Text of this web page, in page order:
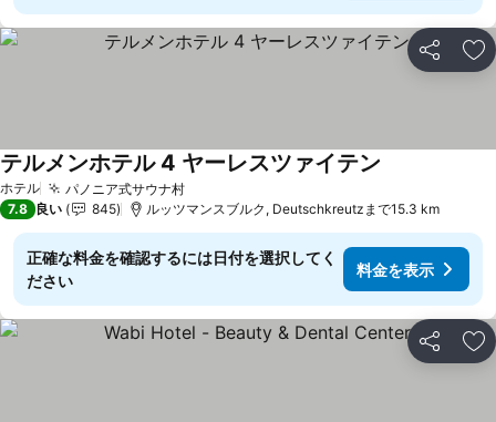
シェア お
ホテル パノニア式サウナ村料金を表示
テルメンホテル 4 ヤーレスツァイテン
7.8 良い 845 ルッツマンスブルク, Deutschkreutzまで15.3 km
正確な料金を確認するには日付を選択してく
ださい
料金を表示
シェア お